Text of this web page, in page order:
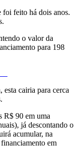
foi feito há dois anos.
o valor da
para 198
cairia para cerca
R$ 90 em uma
já descontando o
acumular, na
em